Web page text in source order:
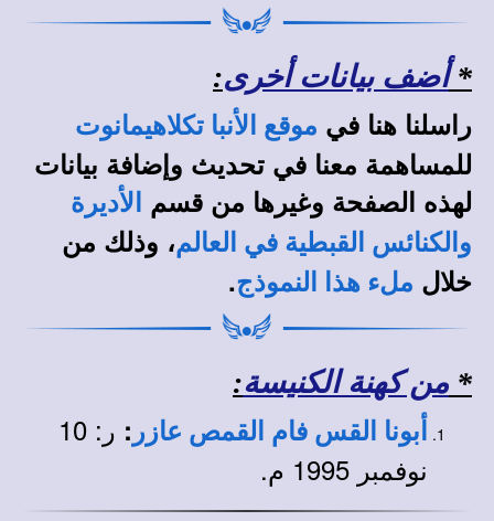
*أضف بيانات أخرى:
راسلنا هنا في موقع الأنبا تكلاهيمانوت
للمساهمة معنا في تحديث وإضافة بيانات
لهذه الصفحة وغيرها من قسم
الأديرة
والكنائس القبطية في العالم، وذلك من
خلال ملء هذا النموذج.
* من كهنة الكنيسة:
أبونا القس فام القمص عازر :
ر: 10
نوفمبر 1995 م.